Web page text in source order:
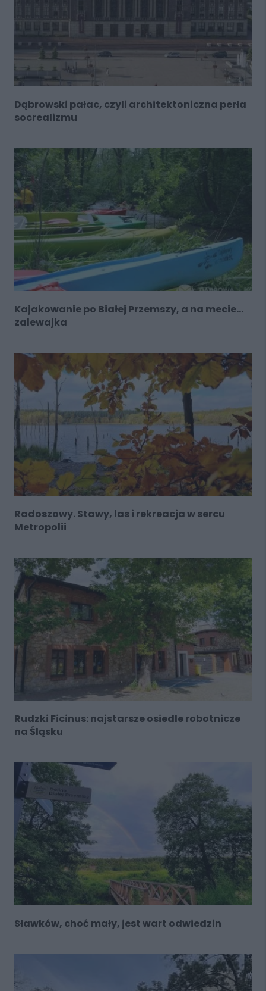
Dąbrowski pałac, czyli architektoniczna perła
socrealizmu
Kajakowanie po Białej Przemszy, a na mecie...
zalewajka
Radoszowy. Stawy, las i rekreacja w sercu
Metropolii
Rudzki Ficinus: najstarsze osiedle robotnicze
na Śląsku
Sławków, choć mały, jest wart odwiedzin